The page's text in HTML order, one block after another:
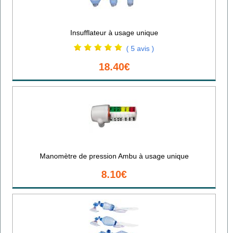
Insufflateur à usage unique
( 5 avis )
18.40€
Manomètre de pression Ambu à usage unique
8.10€